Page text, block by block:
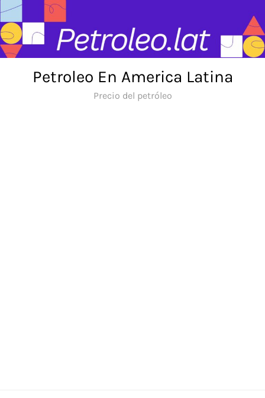
Skip
to
content
Petroleo En America Latina
Precio del petróleo